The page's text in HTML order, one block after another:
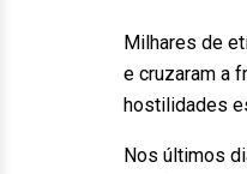
Milhares de
e cruzaram a
hostilidades
Nos últimos